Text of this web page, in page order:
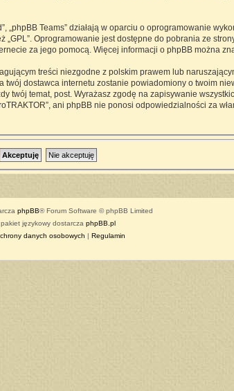
„phpBB Teams” działają w oparciu o oprogramowanie
„GPL”. Oprogramowanie jest dostępne do pobrania ze
za jego pomocą. Więcej informacji o phpBB można
treści niezgodne z polskim prawem lub
dostawca internetu zostanie powiadomiony o twoim
twój temat, post. Wyrażasz zgodę na zapisywanie
ani phpBB nie ponosi odpowiedzialności za
phpBB® Forum Software © phpBB Limited
językowy dostarcza phpBB.pl
danych osobowych | Regulamin